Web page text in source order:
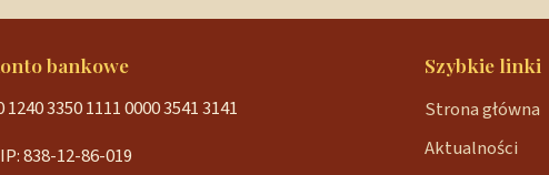
bankowe
1240 3350 1111 0000 3541 3141
838-12-86-019
Szybkie linki
Strona główna
Aktualności